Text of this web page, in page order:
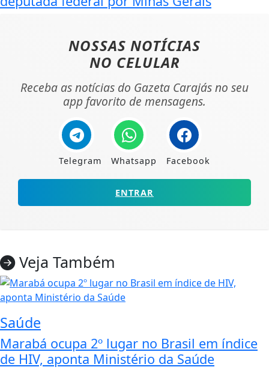
NOSSAS NOTÍCIAS
NO CELULAR
Receba as notícias do Gazeta Carajás no seu
app favorito de mensagens.
Telegram Whatsapp Facebook
ENTRAR
Veja Também
Saúde
Marabá ocupa 2º lugar no Brasil em índice
de HIV, aponta Ministério da Saúde